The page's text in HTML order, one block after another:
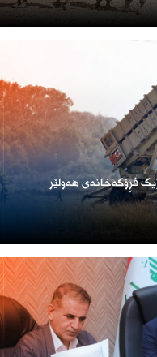
فڕۆكەخانەی هەولێر